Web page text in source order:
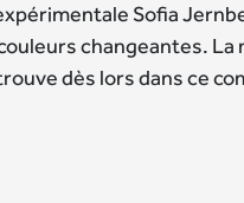
Sofia
changeantes. La
dès lors dans ce